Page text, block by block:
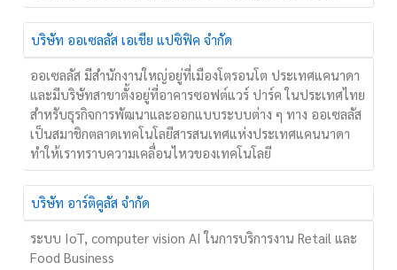
บริษัท ออเซลลัส เอเชีย แปซิฟิค จำกัด
ออเซลลัส มีสำนักงานใหญ่อยู่ที่เมืองโตรอนโต ประเทศแคนาดา
และมีบริษัทสาขาตั้งอยู่ที่อาคารซอฟต์แวร์ ปาร์ค ในประเทศไทย
สำหรับธุรกิจการพัฒนาและออกแบบระบบต่าง ๆ ทาง ออเซลลัส
เป็นสมาชิกตลาดเทคโนโลยีสารสนเทศแห่งประเทศแคนนาดา
ทำให้เราทราบความเคลื่อนไหวของเทคโนโลยี
บริษัท อาร์ติคูลัส จำกัด
ระบบ IoT, computer vision AI ในการบริการงาน Retail และ
Food Business